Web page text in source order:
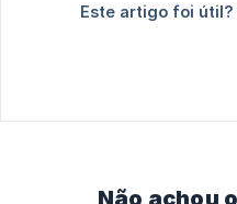
Este artigo foi útil?
Não achou